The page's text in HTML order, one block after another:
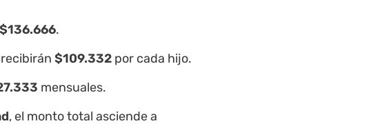
$136.666.
$109.332 por cada hijo.
mensuales.
, el monto total asciende a